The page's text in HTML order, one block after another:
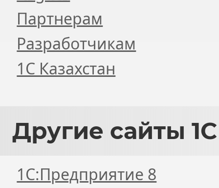
Партнерам
Разработчикам
1С Казахстан
Другие сайты 1С
1С:Предприятие 8